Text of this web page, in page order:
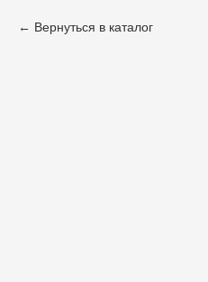
Вернуться в каталог